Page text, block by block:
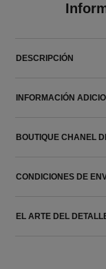
DESCRIPCIÓN
INFORMACIÓN
BOUTIQUE CHANEL
CONDICIONES DE
EL ARTE DEL